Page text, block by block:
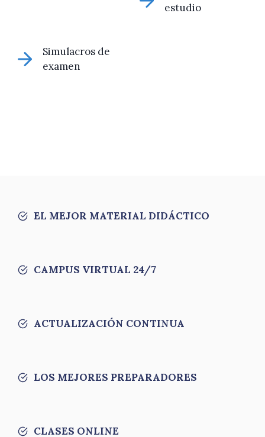
estudio
Simulacros de
examen
EL MEJOR MATERIAL DIDÁCTICO
CAMPUS VIRTUAL 24/7
ACTUALIZACIÓN CONTINUA
LOS MEJORES PREPARADORES
CLASES ONLINE